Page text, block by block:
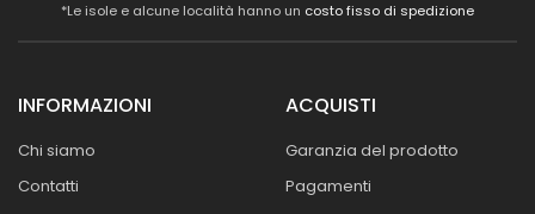
*Le isole e alcune località hanno un costo fisso di spedizione
INFORMAZIONI
Chi siamo
Contatti
ACQUISTI
Garanzia del prodotto
Pagamenti